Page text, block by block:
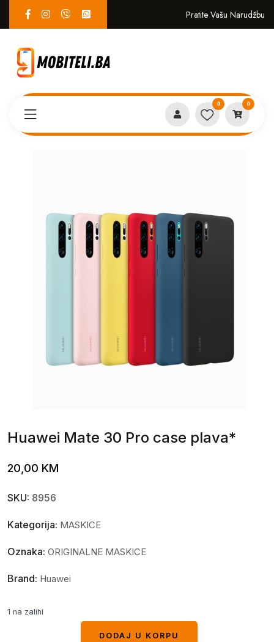
Pratite Vašu Narudžbu
0 0
Huawei Mate 30 Pro case plava*
Huawei Mate 30 Pro case plava*
20,00 KM
SKU: 8956
Kategorija: MASKICE
Oznaka: ORIGINALNE MASKICE
Brand: Huawei
1 na zalihi
DODAJ U KORPU